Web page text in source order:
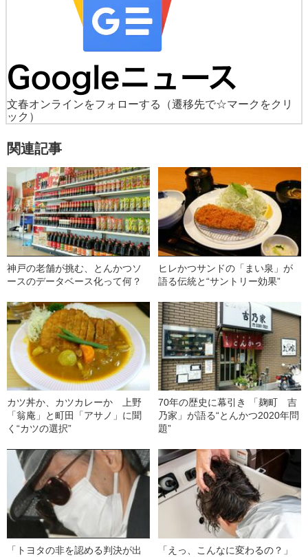
文春オンラインをフォローする
（遷移先で☆マークをクリ
ック）
関連記事
神戸の老舗が挑む、とんかつソ
ースのデータベース化って何？
ヒレかつサンドの「まい泉」が
語る伝統と“サントリー効果”
カツ丼か、カツカレーか 上野
「翁庵」と町田「アサノ」に聞
く“カツの選択”
70年の歴史に幕引き 「麹町 吉
乃家」が語る“とんかつ2020年問
題”
「トヨタの非を認める判決が出
「えっ、こんなに変わるの？」